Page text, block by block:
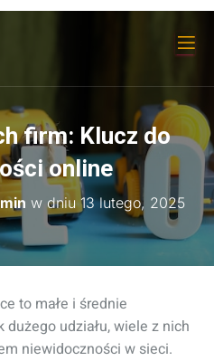
firm: Klucz do
online
w dniu13 lutego, 2025
to małe i średnie
udziału, wiele z nich
niewidoczności w sieci.